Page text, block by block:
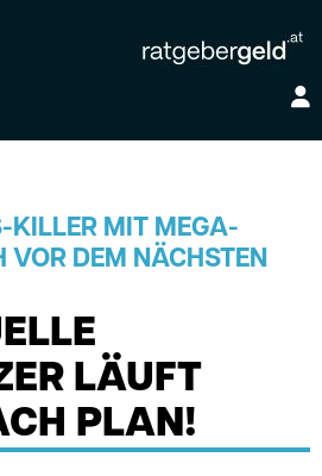
KILLER MIT MEGA-
VOR DEM NÄCHSTEN
LÄUFT
PLAN!